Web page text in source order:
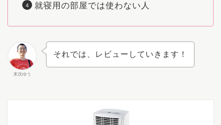
就寝用の部屋では使わない人
末次ゆう
それでは、レビューしていきます！